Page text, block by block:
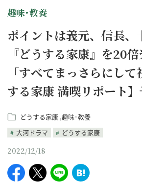
趣味･教養
ポイントは義元、信長
『どうする家康』を20
「すべてまっさらにし
する家康 満喫リポート
どうする家康 趣味･教養
大河ドラマ
どうする家康
2022/12/18